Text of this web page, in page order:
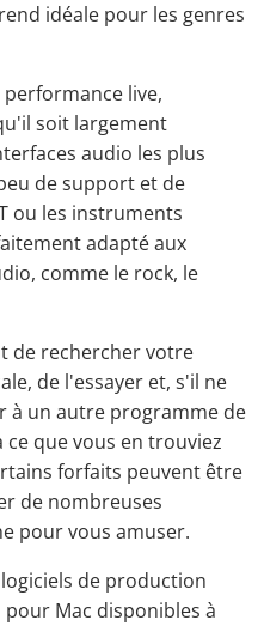
idéale pour les genres
live,
soit largement
audio les plus
de support et de
ou les instruments
adapté aux
comme le rock, le
de rechercher votre
de l'essayer et, s'il ne
à un autre programme de
que vous en trouviez
forfaits peuvent être
de nombreuses
pour vous amuser.
de production
Mac disponibles à